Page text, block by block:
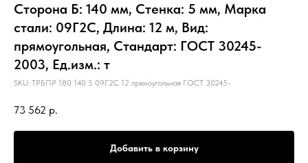
Сторона Б: 140 мм, Стенка: 5 мм, Марка
стали: 09Г2С, Длина: 12 м, Вид:
прямоугольная, Стандарт: ГОСТ 30245-
2003, Ед.изм.: т
SKU: ТРБПР 180 140 5 09Г2С 12 прямоугольная ГОСТ 30245-
73 562 р.
Добавить в корзину